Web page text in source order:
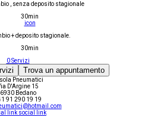
, senza deposito stagionale
30min
icon
+ deposito stagionale.
30min
0 Servizi
Trova un appuntamento
Pneumatici
D'Argine 15
6930 Bedano
91 290 19 19
link social link